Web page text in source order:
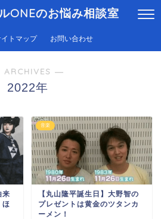
ONEのお悩み相談室
トマップ お問い合わせ
―
2022年
来
ほ
音楽
【丸山隆平誕生日】大野智の
プレゼントは黄金のツタンカ
ーメン！